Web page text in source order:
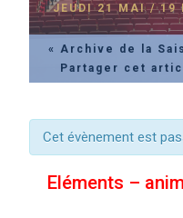
JEUDI 21 MAI / 19
« Archive de la
Partager cet
Cet évènement est
Eléments –